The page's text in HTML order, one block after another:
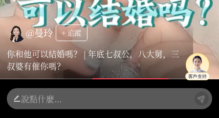
@曼玲 + 追蹤
你和他可以結婚嗎？ | 年底七叔公，八大舅，三
叔婆有催你嗎？